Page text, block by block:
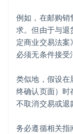
例如，在邮购
求。但由于与
定商业交易法
必须无条件接受
类似地，假设
终确认页面）
不取消交易或退
务必遵循相关指